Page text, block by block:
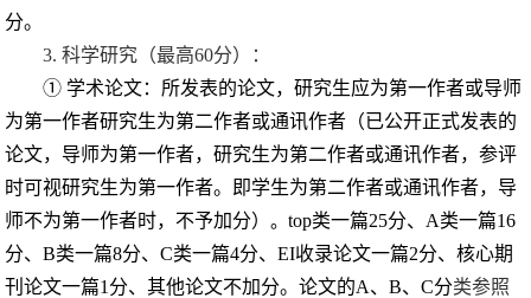
分。
3.科学研究（最高60分）：
① 学术论文：所发表的论文，研究生应为第一作者或导师
为第一作者研究生为第二作者或通讯作者（已公开正式发表的
论文，导师为第一作者，研究生为第二作者或通讯作者，参评
时可视研究生为第一作者。即学生为第二作者或通讯作者，导
师不为第一作者时，不予加分）。top类一篇25分、 A类一篇16
分、B类一篇8分、C类一篇4分、EI收录论文一篇2分、核心期
刊论文一篇1 分、其他论文不加分。论文的A、B、C分类参照